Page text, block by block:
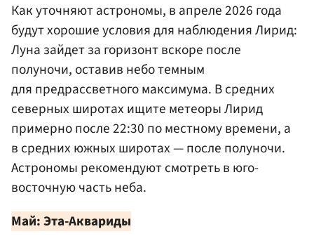
Как уточняют астрономы, в апреле 2026 года
будут хорошие условия для наблюдения Лирид:
Луна зайдет за горизонт вскоре после
полуночи, оставив небо темным
для предрассветного максимума. В средних
северных широтах ищите метеоры Лирид
примерно после 22:30 по местному времени, а
в средних южных широтах — после полуночи.
Астрономы рекомендуют смотреть в юго-
восточную часть неба.
Май: Эта-Аквариды